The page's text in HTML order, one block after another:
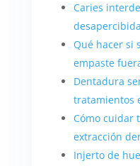
Caries
Qué hacer si
empaste
Dentadura
tratamientos
Cómo cuidar
extracción
Injerto de